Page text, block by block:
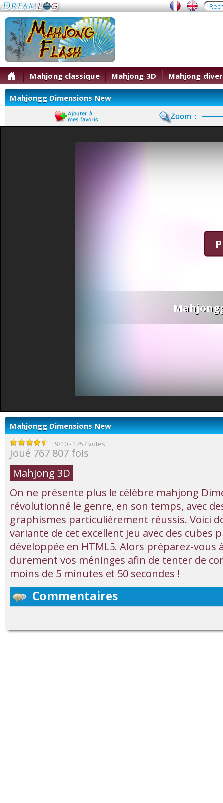
Mahjong classique Mahjong 3D Mahjong
Mahjongg Dimensions New
Mahjongg Dimensions New
9/10- 1757votes
Joué 767 807 fois
Mahjong 3D
On ne présente plus le célèbre mahjong
révolutionné le genre, en son temps, avec
graphismes particulièrement réussis. Voici
variante de cet excellent jeu avec des cubes
développée en HTML5. Alors préparez-vous
durement vos méninges afin de tenter de
moins de 5 minutes et 50 secondes !
Commentaires